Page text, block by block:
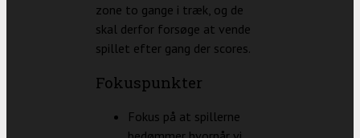
zone to gange i træk, og de
skal derfor forsøge at vende
spillet efter gang der scores.
Fokuspunkter
Fokus på at spillerne